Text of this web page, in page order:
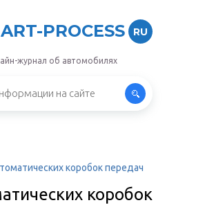
ART-PROCESS RU
журнал об автомобилях
коробок передач
коробок